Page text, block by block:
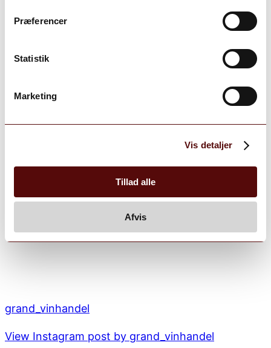
Præferencer
Statistik
Marketing
Vis detaljer
Tillad alle
Afvis
grand_vinhandel
View Instagram post by grand_vinhandel